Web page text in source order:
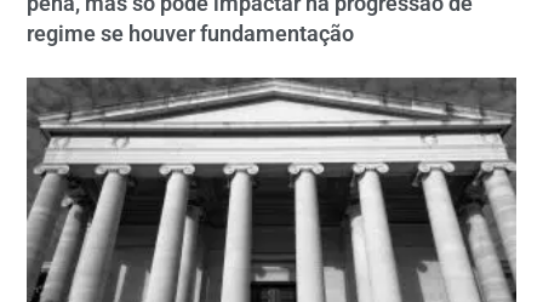
regime se houver fundamentação